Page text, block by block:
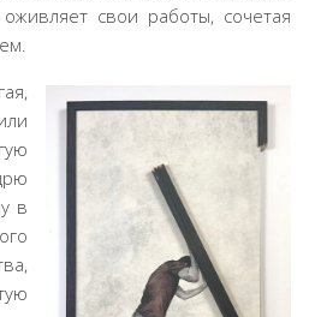
свои работы, сочетая
в